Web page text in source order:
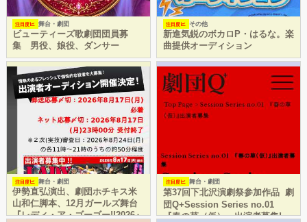
注目度 舞台・劇団
ビューティーズ歌劇団団員募
集 男役、娘役、ダンサー
注目度 その他
新進気鋭のボカロP・はるな。楽
曲提供オーディション
注目度 舞台・劇団
伊勢直弘演出、劇団ホチキス米
山和仁脚本、12月ガールズ舞台
『レディ・ア・ゴーゴー!!2026』
注目度 舞台・劇団
第37回下北沢演劇祭参加作品 劇
団Q+Session Series no.01
『春の草（仮）』出演者募集!